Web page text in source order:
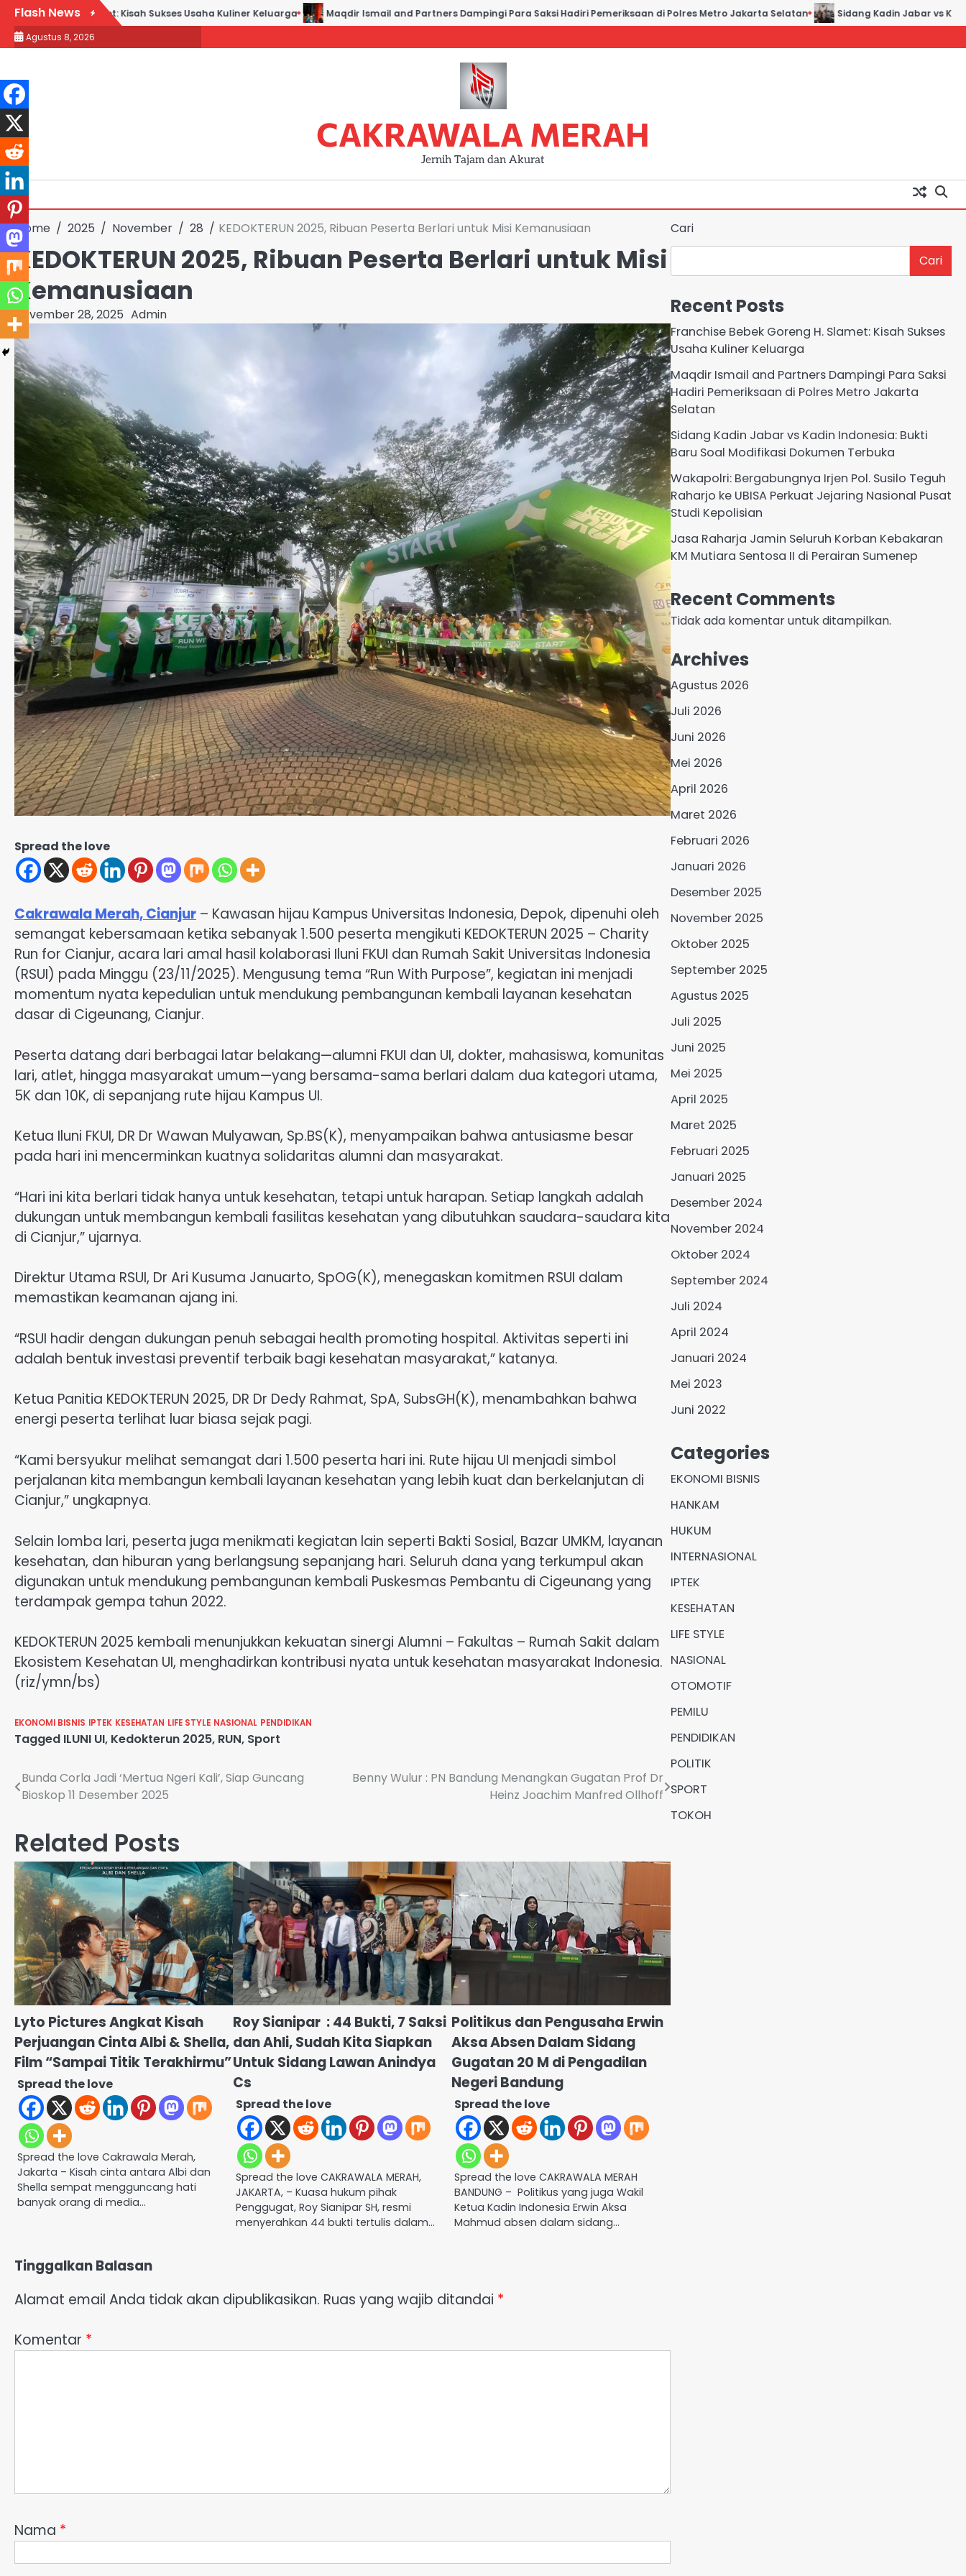
Skip
content
Flash News
Goreng H. Slamet: Kisah Sukses Usaha Kuliner Keluarga Maqdir Ismail and Partners Dampingi Para Saksi Hadiri Pemeriksaan di Polres Metro Jakarta Selatan Sidang Kadin Jabar vs Kadin
Agustus 8, 2026
CAKRAWALA MERAH
Jernih Tajam dan Akurat
Home 2025 November 28 KEDOKTERUN 2025, Ribuan Peserta Berlari untuk Misi Kemanusiaan
KEDOKTERUN 2025, Ribuan Peserta Berlari untuk Misi
Kemanusiaan
November 28, 2025 Admin
Spread the love
Cakrawala Merah, Cianjur – Kawasan hijau Kampus Universitas Indonesia, Depok, dipenuhi oleh
semangat kebersamaan ketika sebanyak 1.500 peserta mengikuti KEDOKTERUN 2025 – Charity
Run for Cianjur, acara lari amal hasil kolaborasi Iluni FKUI dan Rumah Sakit Universitas Indonesia
(RSUI) pada Minggu (23/11/2025). Mengusung tema “Run With Purpose”, kegiatan ini menjadi
momentum nyata kepedulian untuk mendukung pembangunan kembali layanan kesehatan
dasar di Cigeunang, Cianjur.
Peserta datang dari berbagai latar belakang—alumni FKUI dan UI, dokter, mahasiswa, komunitas
lari, atlet, hingga masyarakat umum—yang bersama-sama berlari dalam dua kategori utama,
5K dan 10K, di sepanjang rute hijau Kampus UI.
Ketua Iluni FKUI, DR Dr Wawan Mulyawan, Sp.BS(K), menyampaikan bahwa antusiasme besar
pada hari ini mencerminkan kuatnya solidaritas alumni dan masyarakat.
“Hari ini kita berlari tidak hanya untuk kesehatan, tetapi untuk harapan. Setiap langkah adalah
dukungan untuk membangun kembali fasilitas kesehatan yang dibutuhkan saudara-saudara kita
di Cianjur,” ujarnya.
Direktur Utama RSUI, Dr Ari Kusuma Januarto, SpOG(K), menegaskan komitmen RSUI dalam
memastikan keamanan ajang ini.
“RSUI hadir dengan dukungan penuh sebagai health promoting hospital. Aktivitas seperti ini
adalah bentuk investasi preventif terbaik bagi kesehatan masyarakat,” katanya.
Ketua Panitia KEDOKTERUN 2025, DR Dr Dedy Rahmat, SpA, SubsGH(K), menambahkan bahwa
energi peserta terlihat luar biasa sejak pagi.
“Kami bersyukur melihat semangat dari 1.500 peserta hari ini. Rute hijau UI menjadi simbol
perjalanan kita membangun kembali layanan kesehatan yang lebih kuat dan berkelanjutan di
Cianjur,” ungkapnya.
Selain lomba lari, peserta juga menikmati kegiatan lain seperti Bakti Sosial, Bazar UMKM, layanan
kesehatan, dan hiburan yang berlangsung sepanjang hari. Seluruh dana yang terkumpul akan
digunakan untuk mendukung pembangunan kembali Puskesmas Pembantu di Cigeunang yang
terdampak gempa tahun 2022.
KEDOKTERUN 2025 kembali menunjukkan kekuatan sinergi Alumni – Fakultas – Rumah Sakit dalam
Ekosistem Kesehatan UI, menghadirkan kontribusi nyata untuk kesehatan masyarakat Indonesia.
(riz/ymn/bs)
EKONOMI BISNIS IPTEK KESEHATAN LIFE STYLE NASIONAL PENDIDIKAN
Tagged ILUNI UI, Kedokterun 2025, RUN, Sport
Navigasi
pos
Bunda Corla Jadi ‘Mertua Ngeri Kali’, Siap Guncang
Bioskop 11 Desember 2025
Benny Wulur : PN Bandung Menangkan Gugatan Prof Dr
Heinz Joachim Manfred Ollhoff
Related Posts
Lyto Pictures Angkat Kisah
Perjuangan Cinta Albi & Shella,
Film “Sampai Titik Terakhirmu”
Spread the love
Spread the love Cakrawala Merah,
Jakarta – Kisah cinta antara Albi dan
Shella sempat mengguncang hati
banyak orang di media…
Roy Sianipar : 44 Bukti, 7 Saksi
dan Ahli, Sudah Kita Siapkan
Untuk Sidang Lawan Anindya
Cs
Spread the love
Spread the love CAKRAWALA MERAH,
JAKARTA, – Kuasa hukum pihak
Penggugat, Roy Sianipar SH, resmi
menyerahkan 44 bukti tertulis dalam…
Politikus dan Pengusaha Erwin
Aksa Absen Dalam Sidang
Gugatan 20 M di Pengadilan
Negeri Bandung
Spread the love
Spread the love CAKRAWALA MERAH
BANDUNG – Politikus yang juga Wakil
Ketua Kadin Indonesia Erwin Aksa
Mahmud absen dalam sidang…
Tinggalkan Balasan
Alamat email Anda tidak akan dipublikasikan. Ruas yang wajib ditandai *
Komentar *
Nama *
Cari
Cari
Recent Posts
Franchise Bebek Goreng H. Slamet: Kisah Sukses
Usaha Kuliner Keluarga
Maqdir Ismail and Partners Dampingi Para Saksi
Hadiri Pemeriksaan di Polres Metro Jakarta
Selatan
Sidang Kadin Jabar vs Kadin Indonesia: Bukti
Baru Soal Modifikasi Dokumen Terbuka
Wakapolri: Bergabungnya Irjen Pol. Susilo Teguh
Raharjo ke UBISA Perkuat Jejaring Nasional Pusat
Studi Kepolisian
Jasa Raharja Jamin Seluruh Korban Kebakaran
KM Mutiara Sentosa II di Perairan Sumenep
Recent Comments
Tidak ada komentar untuk ditampilkan.
Archives
Agustus 2026
Juli 2026
Juni 2026
Mei 2026
April 2026
Maret 2026
Februari 2026
Januari 2026
Desember 2025
November 2025
Oktober 2025
September 2025
Agustus 2025
Juli 2025
Juni 2025
Mei 2025
April 2025
Maret 2025
Februari 2025
Januari 2025
Desember 2024
November 2024
Oktober 2024
September 2024
Juli 2024
April 2024
Januari 2024
Mei 2023
Juni 2022
Categories
EKONOMI BISNIS
HANKAM
HUKUM
INTERNASIONAL
IPTEK
KESEHATAN
LIFE STYLE
NASIONAL
OTOMOTIF
PEMILU
PENDIDIKAN
POLITIK
SPORT
TOKOH